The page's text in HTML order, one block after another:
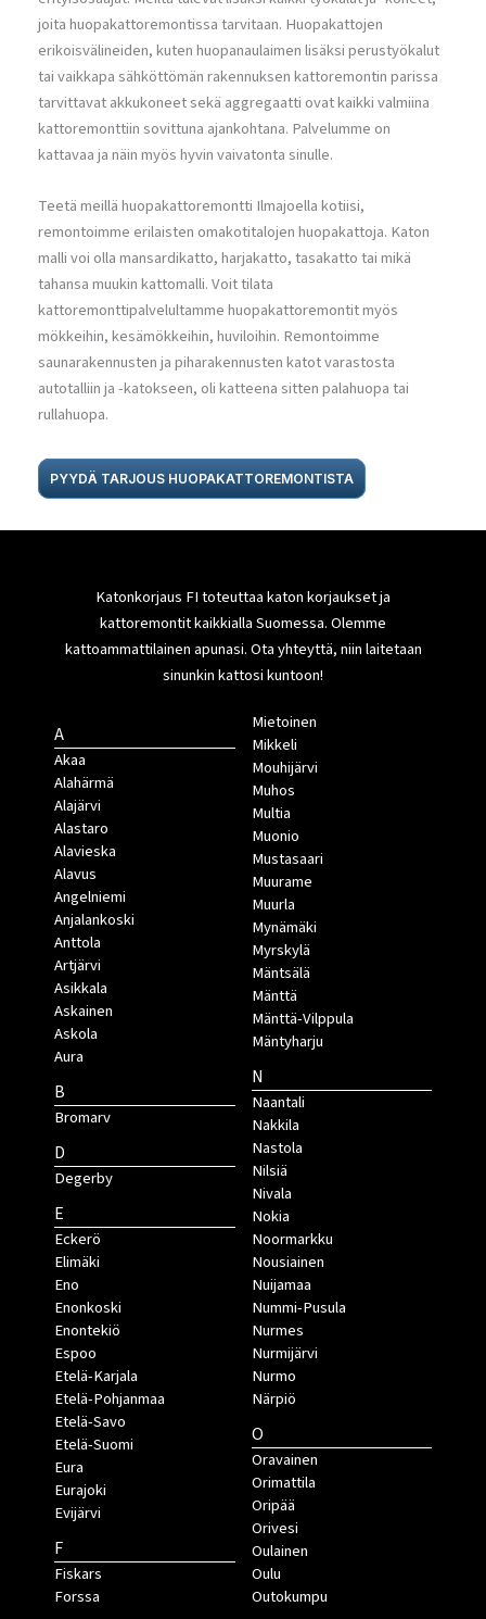
joita huopakattoremontissa tarvitaan. Huopakattojen
erikoisvälineiden, kuten huopanaulaimen lisäksi perustyökalut
tai vaikkapa sähköttömän rakennuksen kattoremontin parissa
tarvittavat akkukoneet sekä aggregaatti ovat kaikki valmiina
kattoremonttiin sovittuna ajankohtana. Palvelumme on
kattavaa ja näin myös hyvin vaivatonta sinulle.
Teetä meillä huopakattoremontti Ilmajoella kotiisi,
remontoimme erilaisten omakotitalojen huopakattoja. Katon
malli voi olla mansardikatto, harjakatto, tasakatto tai mikä
tahansa muukin kattomalli. Voit tilata
kattoremonttipalvelultamme huopakattoremontit myös
mökkeihin, kesämökkeihin, huviloihin. Remontoimme
saunarakennusten ja piharakennusten katot varastosta
autotalliin ja -katokseen, oli katteena sitten palahuopa tai
rullahuopa.
PYYDÄ TARJOUS HUOPAKATTOREMONTISTA
Katonkorjaus FI toteuttaa katon korjaukset ja
kattoremontit kaikkialla Suomessa. Olemme
kattoammattilainen apunasi. Ota yhteyttä, niin laitetaan
sinunkin kattosi kuntoon!
A
Akaa
Alahärmä
Alajärvi
Alastaro
Alavieska
Alavus
Angelniemi
Anjalankoski
Anttola
Artjärvi
Asikkala
Askainen
Askola
Aura
B
Bromarv
D
Degerby
E
Eckerö
Elimäki
Eno
Enonkoski
Enontekiö
Espoo
Etelä-Karjala
Etelä-Pohjanmaa
Etelä-Savo
Etelä-Suomi
Eura
Eurajoki
Evijärvi
F
Fiskars
Forssa
Mietoinen
Mikkeli
Mouhijärvi
Muhos
Multia
Muonio
Mustasaari
Muurame
Muurla
Mynämäki
Myrskylä
Mäntsälä
Mänttä
Mänttä-Vilppula
Mäntyharju
N
Naantali
Nakkila
Nastola
Nilsiä
Nivala
Nokia
Noormarkku
Nousiainen
Nuijamaa
Nummi-Pusula
Nurmes
Nurmijärvi
Nurmo
Närpiö
O
Oravainen
Orimattila
Oripää
Orivesi
Oulainen
Oulu
Outokumpu